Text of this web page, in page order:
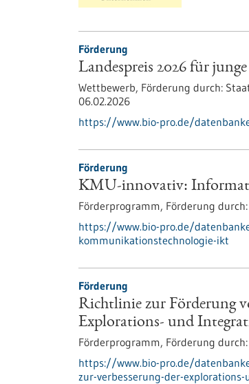
Förderung
Landespreis 2026 für
Wettbewerb, Förderung durch:
06.02.2026
https://www.bio-pro.de/
Förderung
KMU-innovativ:
Förderprogramm, Förderung durch:
https://www.bio-pro.de/
kommunikationstechnologie-ikt
Förderung
Richtlinie zur Förderung
Explorations- und
Förderprogramm, Förderung durch:
https://www.bio-pro.de/
zur-verbesserung-der-